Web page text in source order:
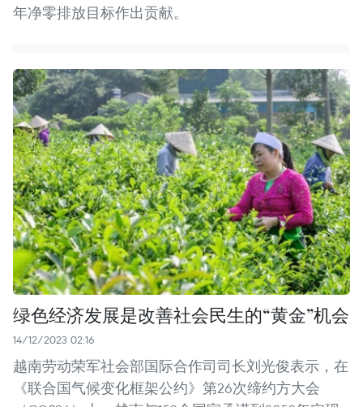
年净零排放目标作出贡献。
绿色经济发展是改善社会民生的“黄金”机会
14/12/2023 02:16
越南劳动荣军社会部国际合作司司长刘光俊表示，在
《联合国气候变化框架公约》第26次缔约方大会